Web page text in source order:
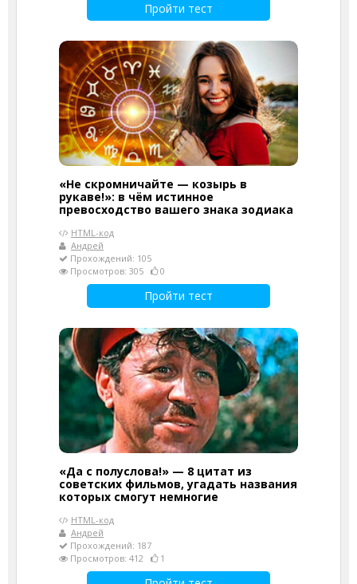
Пройти тест
«Не скромничайте — козырь в
рукаве!»: в чём истинное
превосходство вашего знака зодиака
HTML-код
Андрей
Прохождений: 105
Просмотров: 305
0
Пройти тест
«Да с полуслова!» — 8 цитат из
советских фильмов, угадать названия
которых смогут немногие
HTML-код
Андрей
Прохождений: 187
Просмотров: 412
1